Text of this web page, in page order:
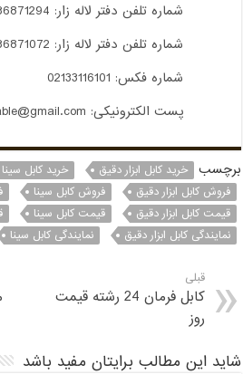
شماره تلفن دفتر لاله زار: 02136871294
شماره تلفن دفتر لاله زار: 02136871072
شماره فکس: 02133116101
پست الکترونیکی: aradcable@gmail.com
برچسب خرید کابل ابزار دقیق خرید کابل سینا
فروش کابل ابزار دقیق
فروش کابل سینا
قیمت کابل ابزار دقیق
قیمت کابل سینا
نمایندگی کابل ابزار دقیق
نمایندگی کابل سینا
قبلی
کابل فرمان 24 رشته قیمت
روز
شاید این مطالب برایتان مفید باشد